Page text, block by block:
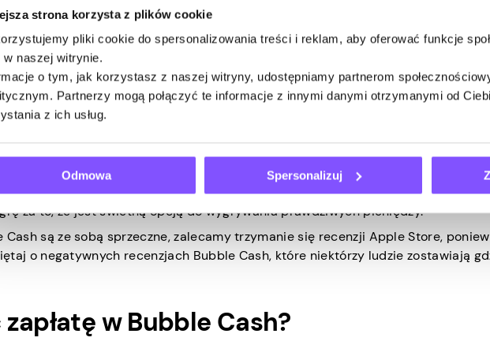
strona korzysta z plików cookie
pliki cookie do spersonalizowania treści i reklam, aby oferować funkcje
w naszej witrynie.
o tym, jak korzystasz z naszej witryny, udostępniamy partnerom
Partnerzy mogą połączyć te informacje z innymi danymi otrzymanymi od
z ich usług.
Odmowa Spersonalizuj
robią dużą różnicę. Gracze, którzy lepiej przebijają bubble’y,
się z innymi, którzy grają na podobnym poziomie, co Ty w turniejach z
że nagradza praktykę i umiejętności, a nie przypadkowe szczęście.
czasu i wysiłku, aby stać się dobrym, zanim zaczniesz konsekwentnie
na temat Trustpilot i Apple Store. Na Trustpilotużytkownicy twierdzą
, że
przeciwko niemożliwym botom, w których najprawdopodobniej nigdy nie
za to, że jest świetną opcją do wygrywania prawdziwych pieniędzy.
są ze sobą sprzeczne, zalecamy trzymanie się recenzji Apple Store,
o negatywnych recenzjach Bubble Cash, które niektórzy ludzie zostawiają
w Bubble Cash?